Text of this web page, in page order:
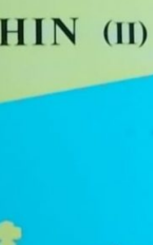
PRAVOPISI…
KNJIŽEVNOSTI